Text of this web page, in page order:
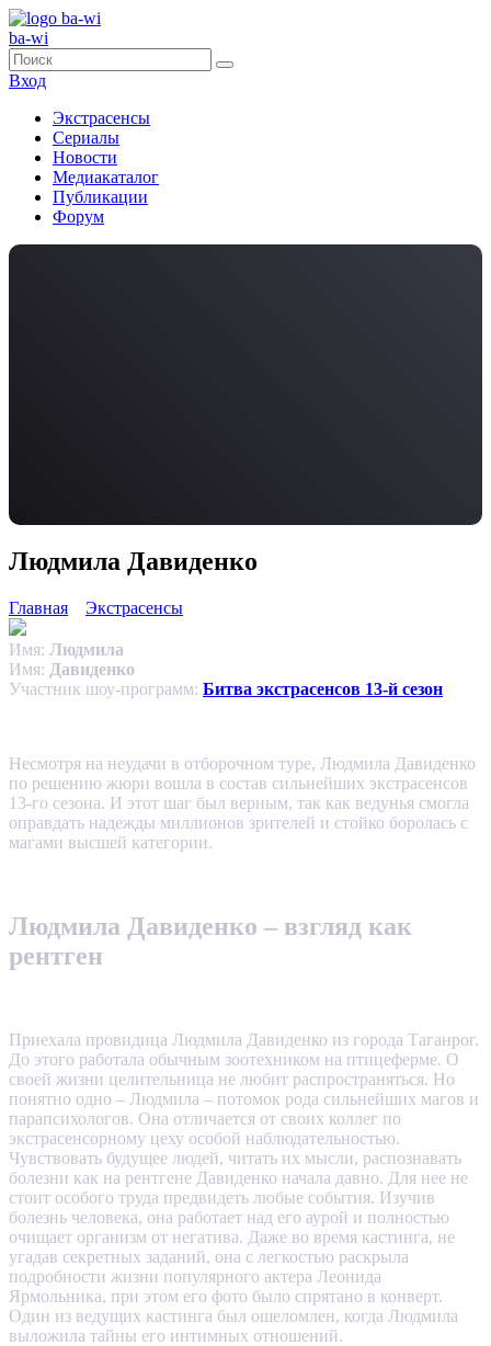
ba-wi
Вход
Экстрасенсы
Сериалы
Новости
Медиакаталог
Публикации
Форум
Людмила Давиденко
Главная Экстрасенсы
Имя: Людмила
Имя: Давиденко
Участник шоу-программ: Битва экстрасенсов 13-й сезон
Несмотря на неудачи в отборочном туре, Людмила Давиденко
по решению жюри вошла в состав сильнейших экстрасенсов
13-го сезона. И этот шаг был верным, так как ведунья смогла
оправдать надежды миллионов зрителей и стойко боролась с
магами высшей категории.
Людмила Давиденко – взгляд как
рентген
Приехала провидица Людмила Давиденко из города Таганрог.
До этого работала обычным зоотехником на птицеферме. О
своей жизни целительница не любит распространяться. Но
понятно одно – Людмила – потомок рода сильнейших магов и
парапсихологов. Она отличается от своих коллег по
экстрасенсорному цеху особой наблюдательностью.
Чувствовать будущее людей, читать их мысли, распознавать
болезни как на рентгене Давиденко начала давно. Для нее не
стоит особого труда предвидеть любые события. Изучив
болезнь человека, она работает над его аурой и полностью
очищает организм от негатива. Даже во время кастинга, не
угадав секретных заданий, она с легкостью раскрыла
подробности жизни популярного актера Леонида
Ярмольника, при этом его фото было спрятано в конверт.
Один из ведущих кастинга был ошеломлен, когда Людмила
выложила тайны его интимных отношений.